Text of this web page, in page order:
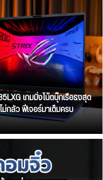
เกมมิ่งโน้ตบุ๊กเรือธงสุด
กลัว ฟีเจอร์มาเต็มครบ